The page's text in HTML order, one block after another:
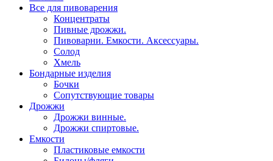
Все для пивоварения
Концентраты
Пивные дрожжи.
Пивоварни. Емкости. Аксессуары.
Солод
Хмель
Бондарные изделия
Бочки
Сопутствующие товары
Дрожжи
Дрожжи винные.
Дрожжи спиртовые.
Емкости
Пластиковые емкости